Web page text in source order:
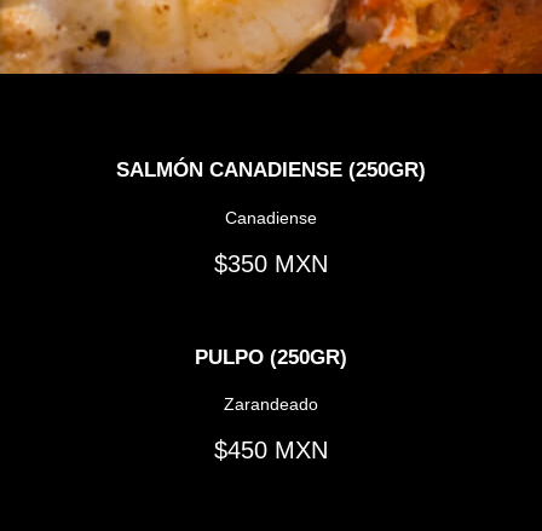
SALMÓN CANADIENSE (250GR)
Canadiense
350
PULPO (250GR)
Zarandeado
450